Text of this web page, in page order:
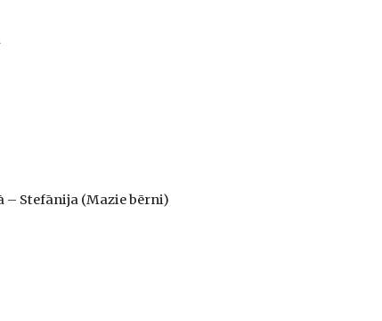
– Stefānija (Mazie bērni)